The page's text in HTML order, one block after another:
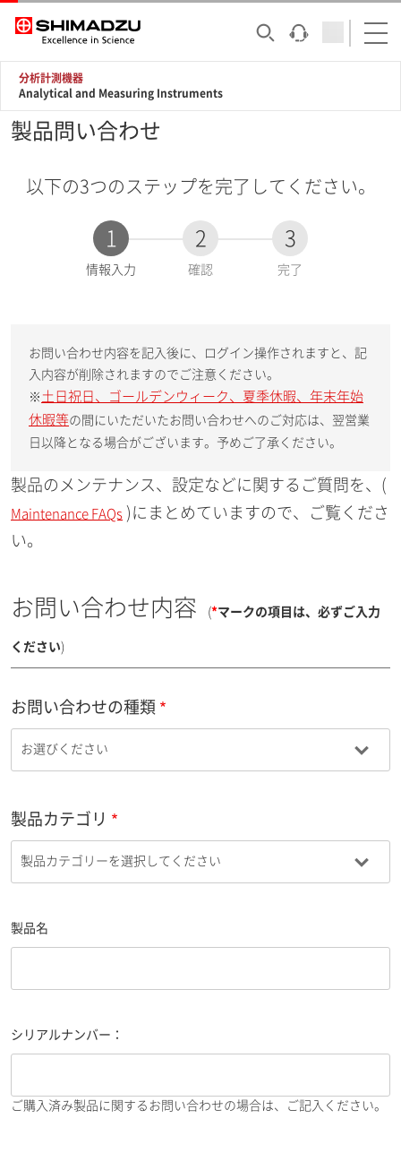
分析計測機器
Analytical and Measuring Instruments
製品問い合わせ
以下の3つのステップを完了してください。
1
現
情報入力
2
確認
3
完了
お問い合わせ内容を記入後に、ログイン操作されますと、記
入内容が削除されますのでご注意ください。
※ 土日祝日、ゴールデンウィーク、夏季休暇、年末年始
休暇等の間にいただいたお問い合わせへのご対応は、翌営業
日以降となる場合がございます。予めご了承ください。
製品のメンテナンス、設定などに関するご質問を、(
Maintenance FAQs )にまとめていますので、ご覧くださ
い。
お問い合わせ内容 (*マークの項目は、必ずご入力
ください)
お問い合わせの種類
製品カテゴリ
製品名
シリアルナンバー：
ご購入済み製品に関するお問い合わせの場合は、ご記入ください。